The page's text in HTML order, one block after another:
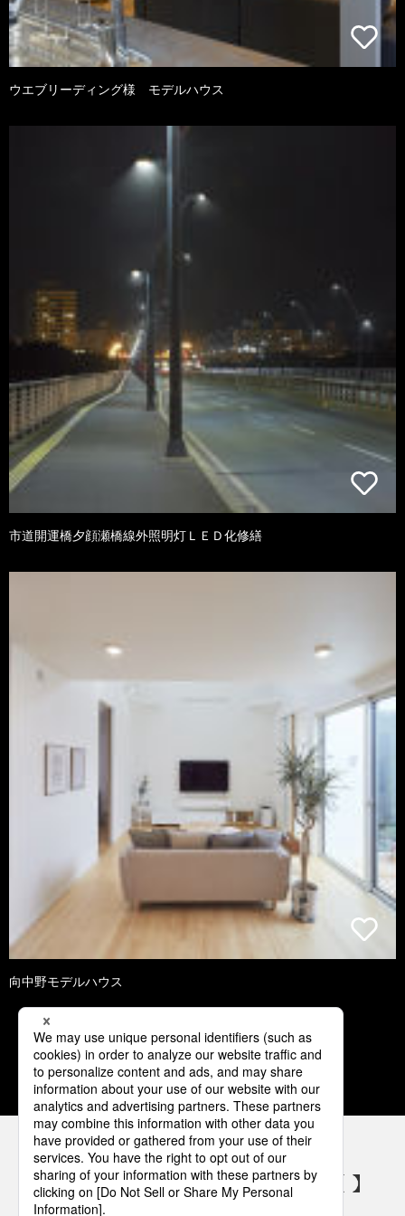
ウエブリーディング様 モデルハウス
市道開運橋夕顔瀬橋線外照明灯ＬＥＤ化修繕
向中野モデルハウス
1 2 3 4 5
パナソニックの電気設備 SNSアカウント